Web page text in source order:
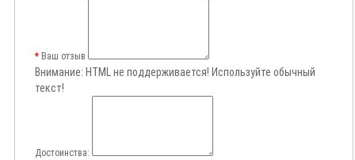
Ваш отзыв
Внимание: HTML не поддерживается! Используйте обычный
текст!
Достоинства: